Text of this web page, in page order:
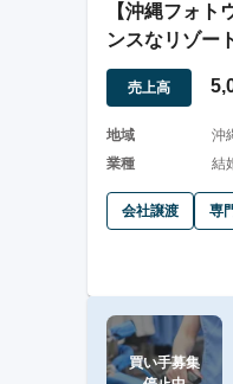
【沖縄フォト
ンスなリゾー
ジオ完備
売上高
地域
沖
業種
結
会社譲渡 専
買い手募集